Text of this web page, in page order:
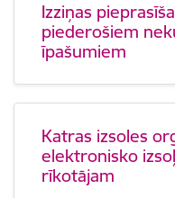
Izziņas
piederošiem
īpašumiem
Katras izsoles
elektronisko
rīkotājam